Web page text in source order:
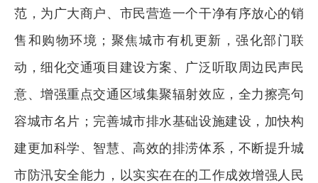
范，为广大商户、市民营造一个干净有序放心的销
售和购物环境；聚焦城市有机更新，强化部门联
动，细化交通项目建设方案、广泛听取周边民声民
意、增强重点交通区域集聚辐射效应，全力擦亮句
容城市名片；完善城市排水基础设施建设，加快构
建更加科学、智慧、高效的排涝体系，不断提升城
市防汛安全能力，以实实在在的工作成效增强人民